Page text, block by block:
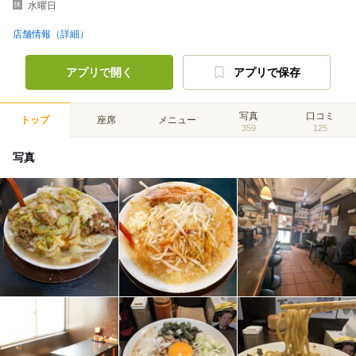
水曜日
店舗情報（詳細）
アプリで開く アプリで保存
トップ 座席 メニュー 写真
359
口コミ
125
写真